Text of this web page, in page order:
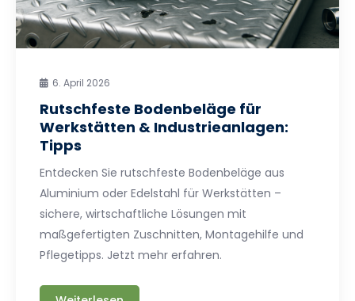
6. April 2026
Rutschfeste Bodenbeläge für
Werkstätten & Industrieanlagen:
Tipps
Entdecken Sie rutschfeste Bodenbeläge aus
Aluminium oder Edelstahl für Werkstätten –
sichere, wirtschaftliche Lösungen mit
maßgefertigten Zuschnitten, Montagehilfe und
Pflegetipps. Jetzt mehr erfahren.